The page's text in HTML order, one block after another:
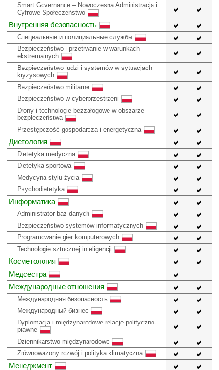
Smart Governance – Nowoczesna Administracja i
Cyfrowe Społeczeństwo
Внутренняя безопасность
Специальные и полициальные службы
Bezpieczeństwo i przetrwanie w warunkach
ekstremalnych
Bezpieczeństwo ludzi i systemów w sytuacjach
kryzysowych
Bezpieczeństwo militarne
Bezpieczeństwo w cyberprzestrzeni
Drony i technologie bezzałogowe w obszarze
bezpieczeństwa
Przestępczość gospodarcza i energetyczna
Диетология
Dietetyka medyczna
Dietetyka sportowa
Medycyna stylu życia
Psychodietetyka
Информатика
Administrator baz danych
Bezpieczeństwo systemów informatycznych
Programowanie gier komputerowych
Technologie sztucznej inteligencji
Косметология
Медсестра
Международные отношения
Международная безопасность
Международный бизнес
Dyplomacja i międzynarodowe relacje polityczno-
prawne
Dziennikarstwo międzynarodowe
Zrównoważony rozwój i polityka klimatyczna
Менеджмент